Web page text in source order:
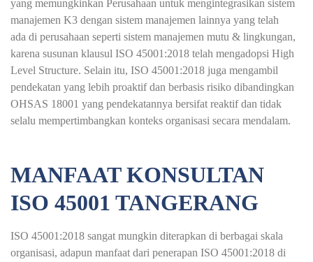
yang memungkinkan Perusahaan untuk mengintegrasikan sistem
manajemen K3 dengan sistem manajemen lainnya yang telah
ada di perusahaan seperti sistem manajemen mutu & lingkungan,
karena susunan klausul ISO 45001:2018 telah mengadopsi High
Level Structure. Selain itu, ISO 45001:2018 juga mengambil
pendekatan yang lebih proaktif dan berbasis risiko dibandingkan
OHSAS 18001 yang pendekatannya bersifat reaktif dan tidak
selalu mempertimbangkan konteks organisasi secara mendalam.
MANFAAT KONSULTAN
ISO 45001 TANGERANG
ISO 45001:2018 sangat mungkin diterapkan di berbagai skala
organisasi, adapun manfaat dari penerapan ISO 45001:2018 di